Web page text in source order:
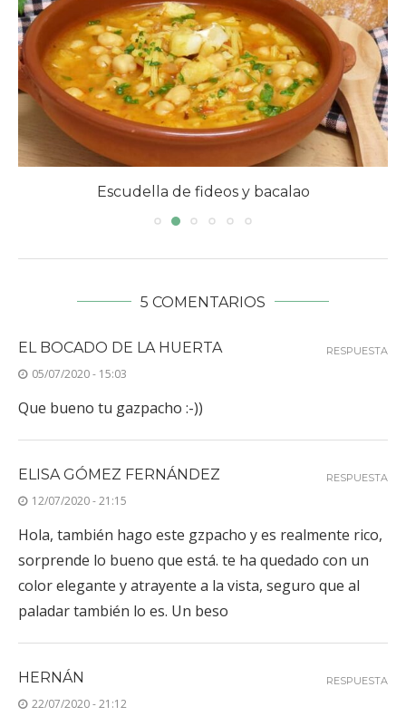
Escudella de fideos y bacalao
5 COMENTARIOS
EL BOCADO DE LA HUERTA
05/07/2020 - 15:03
Que bueno tu gazpacho :-))
RESPUESTA
ELISA GÓMEZ FERNÁNDEZ
12/07/2020 - 21:15
Hola, también hago este gzpacho y es realmente rico,
sorprende lo bueno que está. te ha quedado con un
color elegante y atrayente a la vista, seguro que al
paladar también lo es. Un beso
RESPUESTA
HERNÁN
22/07/2020 - 21:12
RESPUESTA